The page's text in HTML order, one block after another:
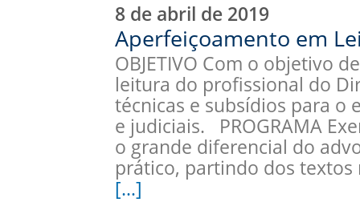
8 de abril de 2019
Aperfeiçoamento em
OBJETIVO Com o objetivo
leitura do profissional do
técnicas e subsídios para o
e judiciais. PROGRAMA
o grande diferencial do
prático, partindo dos textos
[…]